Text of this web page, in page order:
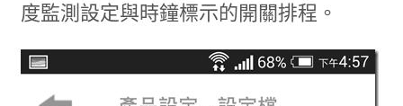
度監測設定與時鐘標示的開關排程。